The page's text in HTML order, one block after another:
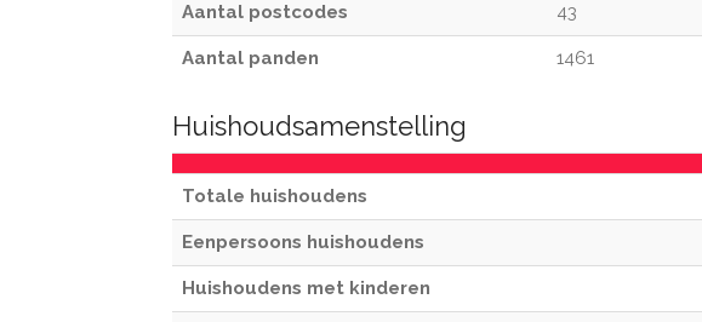
Aantal postcodes 43
Aantal panden 1461
Huishoudsamenstelling
Totale huishoudens
Eenpersoons huishoudens
Huishoudens met kinderen